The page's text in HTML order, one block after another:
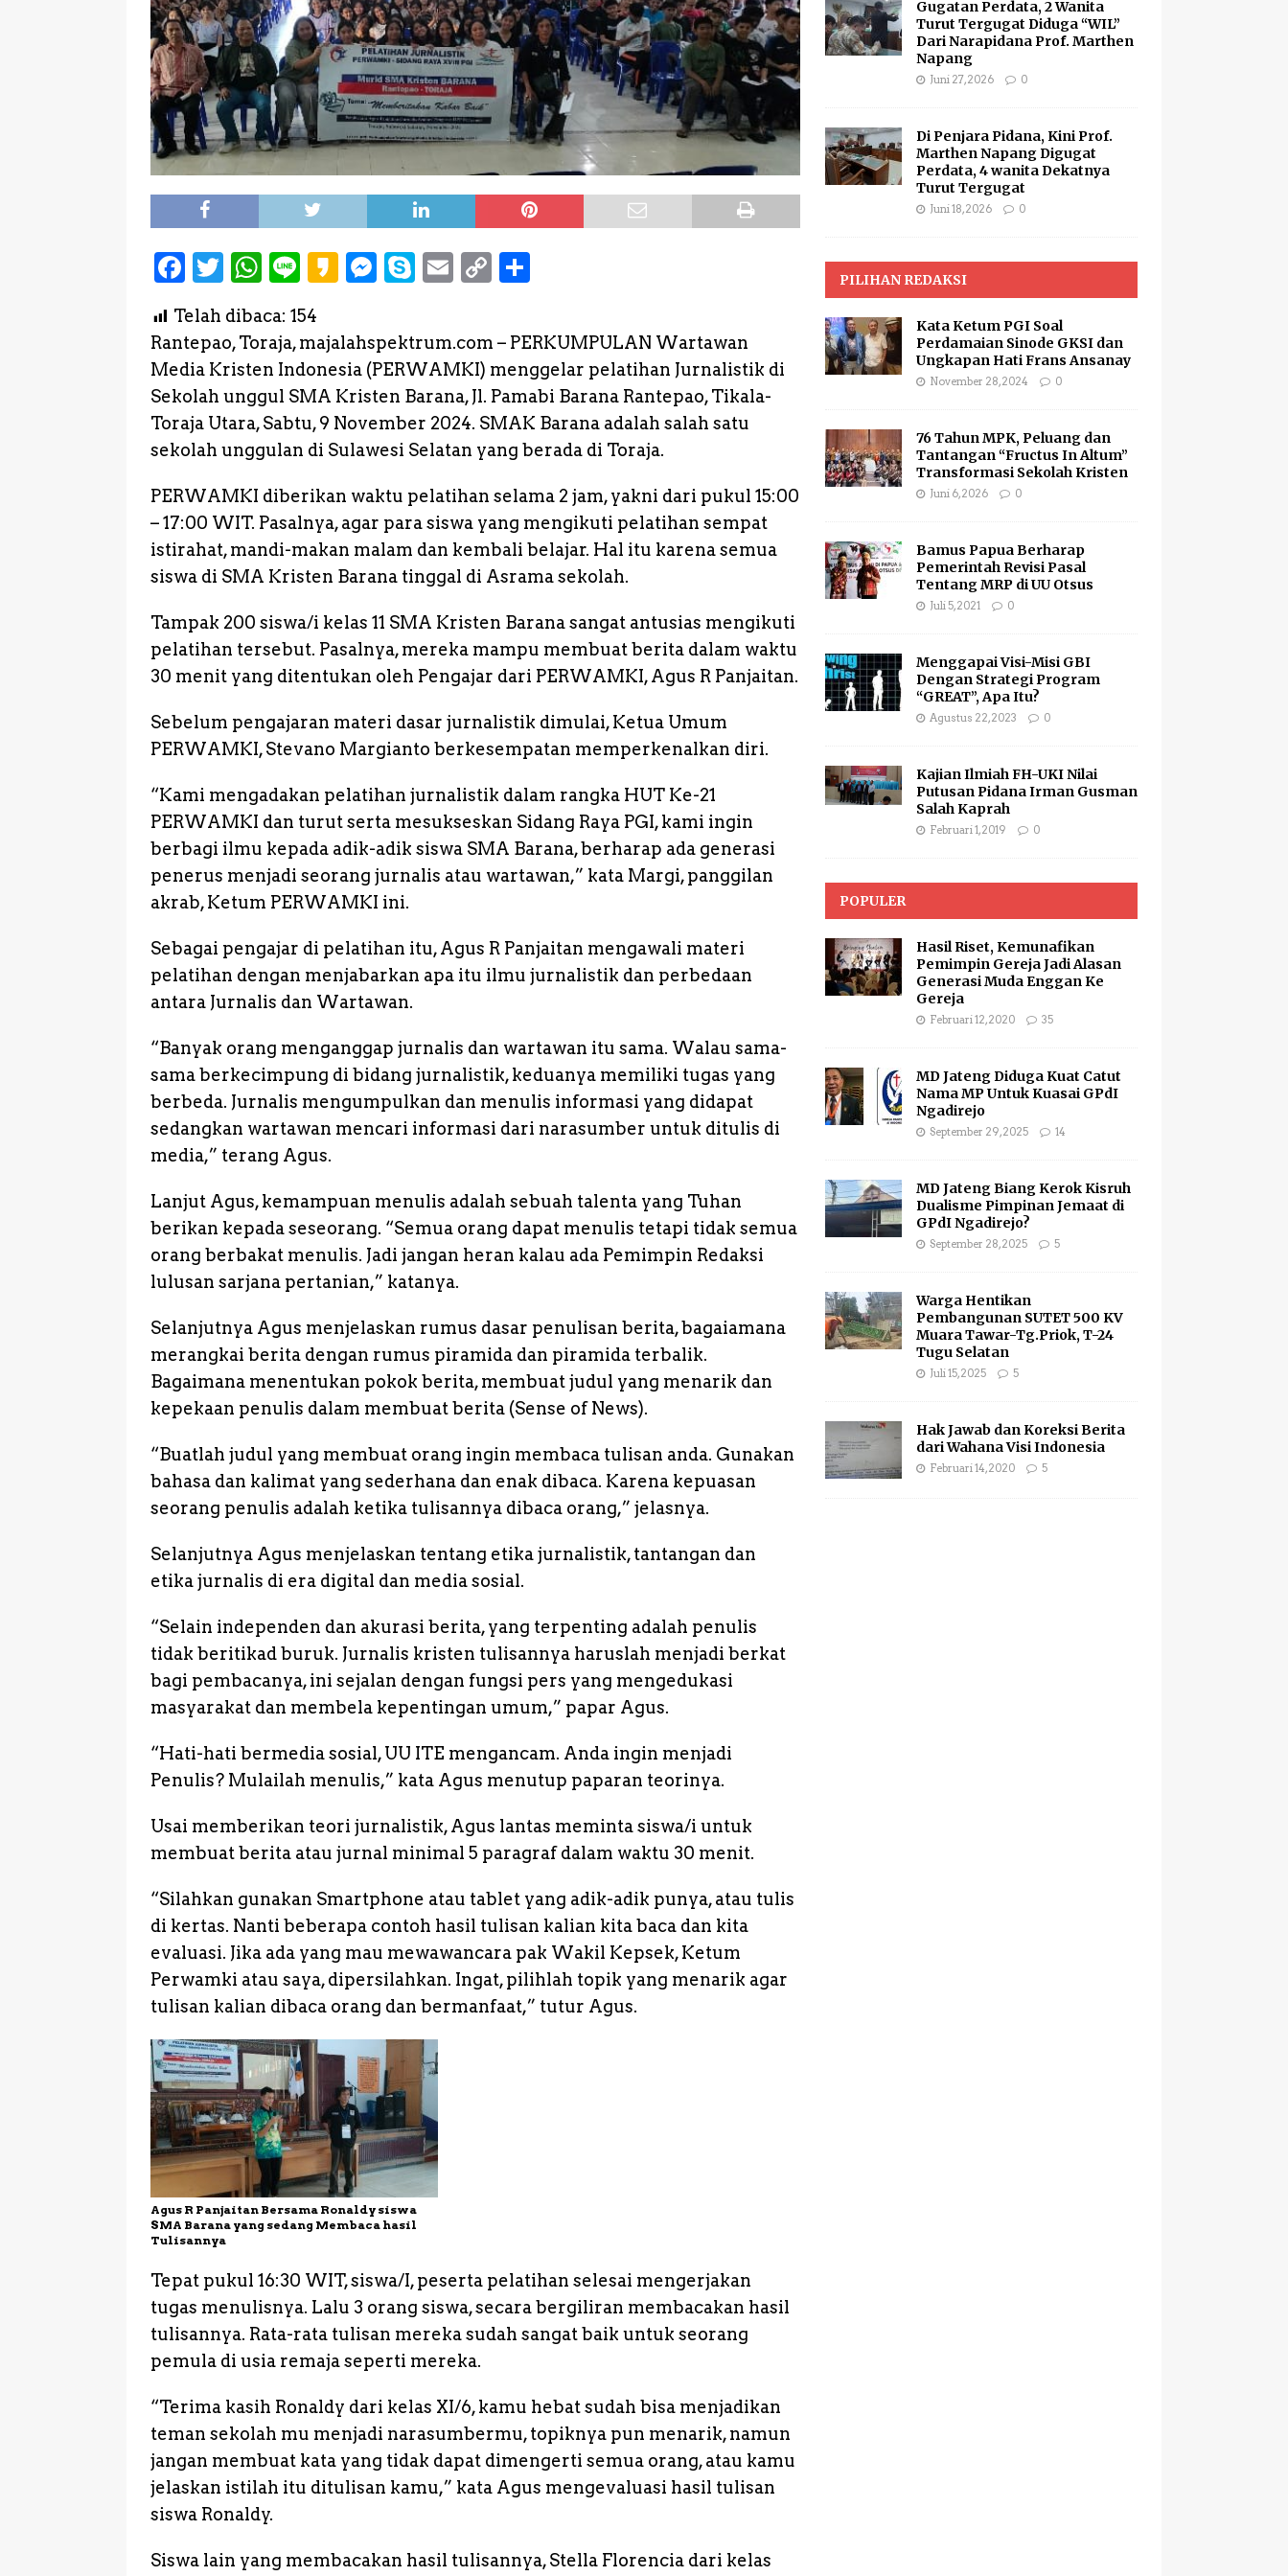
F
c
e
b
o
o
k
T
it
te
r
W
a
ts
A
p
p
L
n
e
K
k
a
o
M
s
e
n
g
e
r
S
p
e
E
il
C
p
y
L
i
n
a
r
e
Telah dibaca: 154
Rantepao, Toraja, majalahspektrum.com – PERKUMPULAN Wartawan
Media Kristen Indonesia (PERWAMKI) menggelar pelatihan Jurnalistik di
Sekolah unggul SMA Kristen Barana, Jl. Pamabi Barana Rantepao, Tikala-
Toraja Utara, Sabtu, 9 November 2024. SMAK Barana adalah salah satu
sekolah unggulan di Sulawesi Selatan yang berada di Toraja.
PERWAMKI diberikan waktu pelatihan selama 2 jam, yakni dari pukul 15:00
– 17:00 WIT. Pasalnya, agar para siswa yang mengikuti pelatihan sempat
istirahat, mandi-makan malam dan kembali belajar. Hal itu karena semua
siswa di SMA Kristen Barana tinggal di Asrama sekolah.
Tampak 200 siswa/i kelas 11 SMA Kristen Barana sangat antusias mengikuti
pelatihan tersebut. Pasalnya, mereka mampu membuat berita dalam waktu
30 menit yang ditentukan oleh Pengajar dari PERWAMKI, Agus R Panjaitan.
Sebelum pengajaran materi dasar jurnalistik dimulai, Ketua Umum
PERWAMKI, Stevano Margianto berkesempatan memperkenalkan diri.
“Kami mengadakan pelatihan jurnalistik dalam rangka HUT Ke-21
PERWAMKI dan turut serta mesukseskan Sidang Raya PGI, kami ingin
berbagi ilmu kepada adik-adik siswa SMA Barana, berharap ada generasi
penerus menjadi seorang jurnalis atau wartawan,” kata Margi, panggilan
akrab, Ketum PERWAMKI ini.
Sebagai pengajar di pelatihan itu, Agus R Panjaitan mengawali materi
pelatihan dengan menjabarkan apa itu ilmu jurnalistik dan perbedaan
antara Jurnalis dan Wartawan.
“Banyak orang menganggap jurnalis dan wartawan itu sama. Walau sama-
sama berkecimpung di bidang jurnalistik, keduanya memiliki tugas yang
berbeda. Jurnalis mengumpulkan dan menulis informasi yang didapat
sedangkan wartawan mencari informasi dari narasumber untuk ditulis di
media,” terang Agus.
Lanjut Agus, kemampuan menulis adalah sebuah talenta yang Tuhan
berikan kepada seseorang. “Semua orang dapat menulis tetapi tidak semua
orang berbakat menulis. Jadi jangan heran kalau ada Pemimpin Redaksi
lulusan sarjana pertanian,” katanya.
Selanjutnya Agus menjelaskan rumus dasar penulisan berita, bagaiamana
merangkai berita dengan rumus piramida dan piramida terbalik.
Bagaimana menentukan pokok berita, membuat judul yang menarik dan
kepekaan penulis dalam membuat berita (Sense of News).
“Buatlah judul yang membuat orang ingin membaca tulisan anda. Gunakan
bahasa dan kalimat yang sederhana dan enak dibaca. Karena kepuasan
seorang penulis adalah ketika tulisannya dibaca orang,” jelasnya.
Selanjutnya Agus menjelaskan tentang etika jurnalistik, tantangan dan
etika jurnalis di era digital dan media sosial.
“Selain independen dan akurasi berita, yang terpenting adalah penulis
tidak beritikad buruk. Jurnalis kristen tulisannya haruslah menjadi berkat
bagi pembacanya, ini sejalan dengan fungsi pers yang mengedukasi
masyarakat dan membela kepentingan umum,” papar Agus.
“Hati-hati bermedia sosial, UU ITE mengancam. Anda ingin menjadi
Penulis? Mulailah menulis,” kata Agus menutup paparan teorinya.
Usai memberikan teori jurnalistik, Agus lantas meminta siswa/i untuk
membuat berita atau jurnal minimal 5 paragraf dalam waktu 30 menit.
“Silahkan gunakan Smartphone atau tablet yang adik-adik punya, atau tulis
di kertas. Nanti beberapa contoh hasil tulisan kalian kita baca dan kita
evaluasi. Jika ada yang mau mewawancara pak Wakil Kepsek, Ketum
Perwamki atau saya, dipersilahkan. Ingat, pilihlah topik yang menarik agar
tulisan kalian dibaca orang dan bermanfaat,” tutur Agus.
Agus R Panjaitan Bersama Ronaldy siswa
SMA Barana yang sedang Membaca hasil
Tulisannya
Tepat pukul 16:30 WIT, siswa/I, peserta pelatihan selesai mengerjakan
tugas menulisnya. Lalu 3 orang siswa, secara bergiliran membacakan hasil
tulisannya. Rata-rata tulisan mereka sudah sangat baik untuk seorang
pemula di usia remaja seperti mereka.
“Terima kasih Ronaldy dari kelas XI/6, kamu hebat sudah bisa menjadikan
teman sekolah mu menjadi narasumbermu, topiknya pun menarik, namun
jangan membuat kata yang tidak dapat dimengerti semua orang, atau kamu
jelaskan istilah itu ditulisan kamu,” kata Agus mengevaluasi hasil tulisan
siswa Ronaldy.
Siswa lain yang membacakan hasil tulisannya, Stella Florencia dari kelas
Gugatan Perdata, 2 Wanita
Turut Tergugat Diduga “WIL”
Dari Narapidana Prof. Marthen
Napang
Juni 27, 2026 0
Di Penjara Pidana, Kini Prof.
Marthen Napang Digugat
Perdata, 4 wanita Dekatnya
Turut Tergugat
Juni 18, 2026 0
PILIHAN REDAKSI
Kata Ketum PGI Soal
Perdamaian Sinode GKSI dan
Ungkapan Hati Frans Ansanay
November 28, 2024 0
76 Tahun MPK, Peluang dan
Tantangan “Fructus In Altum”
Transformasi Sekolah Kristen
Juni 6, 2026 0
Bamus Papua Berharap
Pemerintah Revisi Pasal
Tentang MRP di UU Otsus
Juli 5, 2021 0
Menggapai Visi-Misi GBI
Dengan Strategi Program
“GREAT”, Apa Itu?
Agustus 22, 2023 0
Kajian Ilmiah FH-UKI Nilai
Putusan Pidana Irman Gusman
Salah Kaprah
Februari 1, 2019 0
POPULER
Hasil Riset, Kemunafikan
Pemimpin Gereja Jadi Alasan
Generasi Muda Enggan Ke
Gereja
Februari 12, 2020 35
MD Jateng Diduga Kuat Catut
Nama MP Untuk Kuasai GPdI
Ngadirejo
September 29, 2025 14
MD Jateng Biang Kerok Kisruh
Dualisme Pimpinan Jemaat di
GPdI Ngadirejo?
September 28, 2025 5
Warga Hentikan
Pembangunan SUTET 500 KV
Muara Tawar-Tg.Priok, T-24
Tugu Selatan
Juli 15, 2025 5
Hak Jawab dan Koreksi Berita
dari Wahana Visi Indonesia
Februari 14, 2020 5